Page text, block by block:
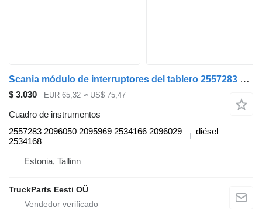
Scania módulo de interruptores del tablero 2557283 cuadro de instrumentos para Scania L,P,G,R,S-series (2016-) cabeza tractora
$ 3.030 EUR 65,32 ≈ US$ 75,47
Cuadro de instrumentos
2557283 2096050 2095969 2534166 2096029
2534168
diésel
Estonia, Tallinn
TruckParts Eesti OÜ